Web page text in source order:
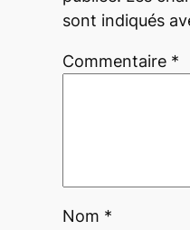
sont indiqués
Commentaire *
Nom *